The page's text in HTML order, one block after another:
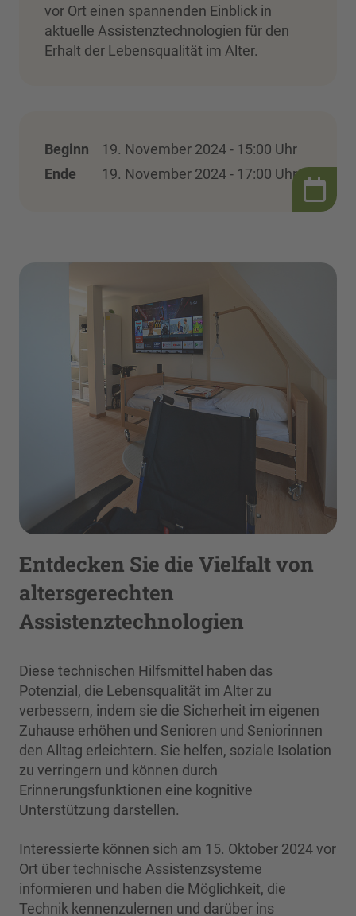
vor Ort einen spannenden Einblick in
aktuelle Assistenztechnologien für den
Erhalt der Lebensqualität im Alter.
Beginn
19. November 2024 - 15:00 Uhr
Ende
19. November 2024 - 17:00 Uhr
Entdecken Sie die Vielfalt von
altersgerechten
Assistenztechnologien
Diese technischen Hilfsmittel haben das
Potenzial, die Lebensqualität im Alter zu
verbessern, indem sie die Sicherheit im eigenen
Zuhause erhöhen und Senioren und Seniorinnen
den Alltag erleichtern. Sie helfen, soziale Isolation
zu verringern und können durch
Erinnerungsfunktionen eine kognitive
Unterstützung darstellen.
Interessierte können sich am 15. Oktober 2024 vor
Ort über technische Assistenzsysteme
informieren und haben die Möglichkeit, die
Technik kennenzulernen und darüber ins